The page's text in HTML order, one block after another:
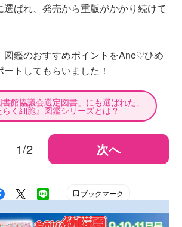
ばれ、発売から重版がかかり続けて
図鑑のおすすめポイントをAne♡ひめ
トしてもらいました！
書館協議会選定図書」にも選ばれた、
らく細胞』図鑑シリーズとは？
1/2 次へ
ブックマーク